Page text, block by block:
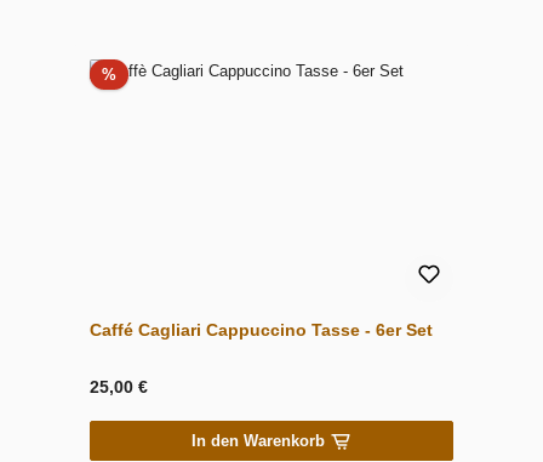
%Rabatt
Caffé Cagliari Cappuccino Tasse - 6er Set
25,00 €
In den Warenkorb